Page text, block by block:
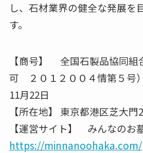
し、石材業界の健全な発展を
す。
【商号】 全国石製品協同組
可 ２０１２００４情第５号
11月22日
【所在地】 東京都港区芝大
【運営サイト】 みんなのお
https://minnanoohaka.com/